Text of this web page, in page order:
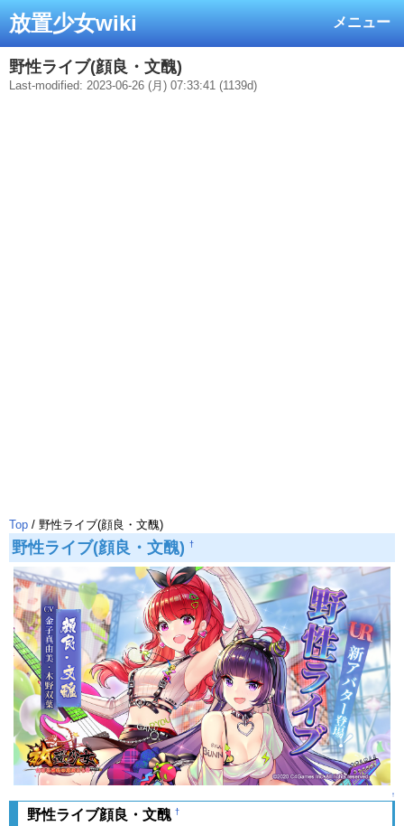
メニュー
放置少女wiki
野性ライブ(顔良・文醜)
Last-modified: 2023-06-26 (月) 07:33:41 (1139d)
Top / 野性ライブ(顔良・文醜)
野性ライブ(顔良・文醜) †
↑
野性ライブ顔良・文醜 †